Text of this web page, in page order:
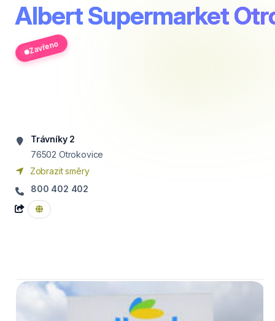
Albert Supermarket
Zavřeno
Trávníky 2
76502 Otrokovice
Zobrazit směry
800 402 402